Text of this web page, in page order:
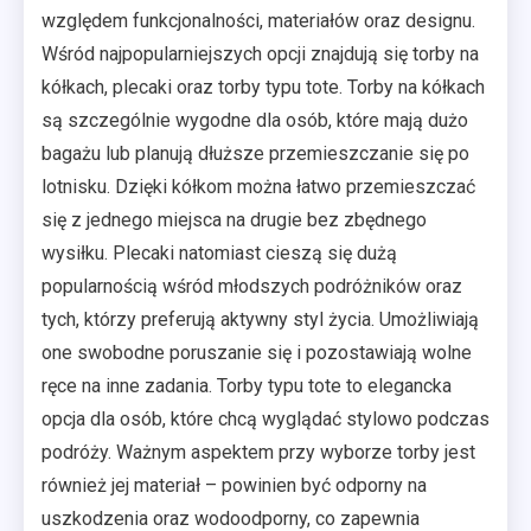
względem funkcjonalności, materiałów oraz designu.
Wśród najpopularniejszych opcji znajdują się torby na
kółkach, plecaki oraz torby typu tote. Torby na kółkach
są szczególnie wygodne dla osób, które mają dużo
bagażu lub planują dłuższe przemieszczanie się po
lotnisku. Dzięki kółkom można łatwo przemieszczać
się z jednego miejsca na drugie bez zbędnego
wysiłku. Plecaki natomiast cieszą się dużą
popularnością wśród młodszych podróżników oraz
tych, którzy preferują aktywny styl życia. Umożliwiają
one swobodne poruszanie się i pozostawiają wolne
ręce na inne zadania. Torby typu tote to elegancka
opcja dla osób, które chcą wyglądać stylowo podczas
podróży. Ważnym aspektem przy wyborze torby jest
również jej materiał – powinien być odporny na
uszkodzenia oraz wodoodporny, co zapewnia